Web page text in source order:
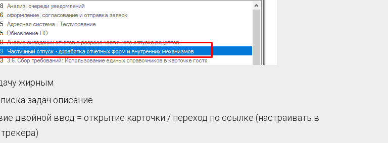
жирным
задач описание
двойной ввод = открытие карточки / переход по ссылке (настраивать в